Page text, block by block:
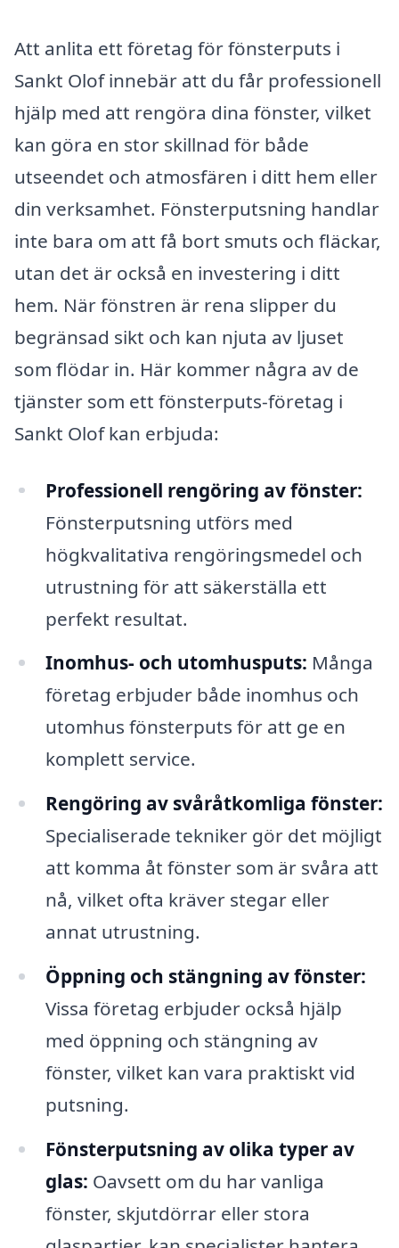
Att anlita ett företag för fönsterputs i
Sankt Olof innebär att du får professionell
hjälp med att rengöra dina fönster, vilket
kan göra en stor skillnad för både
utseendet och atmosfären i ditt hem eller
din verksamhet. Fönsterputsning handlar
inte bara om att få bort smuts och fläckar,
utan det är också en investering i ditt
hem. När fönstren är rena slipper du
begränsad sikt och kan njuta av ljuset
som flödar in. Här kommer några av de
tjänster som ett fönsterputs-företag i
Sankt Olof kan erbjuda:
Professionell rengöring av fönster:
Fönsterputsning utförs med
högkvalitativa rengöringsmedel och
utrustning för att säkerställa ett
perfekt resultat.
Inomhus- och utomhusputs: Många
företag erbjuder både inomhus och
utomhus fönsterputs för att ge en
komplett service.
Rengöring av svåråtkomliga fönster:
Specialiserade tekniker gör det möjligt
att komma åt fönster som är svåra att
nå, vilket ofta kräver stegar eller
annat utrustning.
Öppning och stängning av fönster:
Vissa företag erbjuder också hjälp
med öppning och stängning av
fönster, vilket kan vara praktiskt vid
putsning.
Fönsterputsning av olika typer av
glas: Oavsett om du har vanliga
fönster, skjutdörrar eller stora